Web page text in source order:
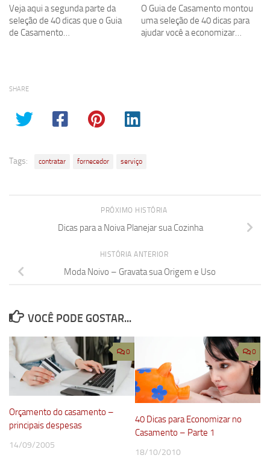
Veja aqui a segunda parte da
seleção de 40 dicas que o Guia
de Casamento…
O Guia de Casamento montou
uma seleção de 40 dicas para
ajudar você a economizar…
SHARE
Tags: contratar fornecedor serviço
PRÓXIMO HISTÓRIA
Dicas para a Noiva Planejar sua Cozinha
HISTÓRIA ANTERIOR
Moda Noivo – Gravata sua Origem e Uso
VOCÊ PODE GOSTAR...
0
Orçamento do casamento –
principais despesas
14/09/2005
0
40 Dicas para Economizar no
Casamento – Parte 1
18/10/2010